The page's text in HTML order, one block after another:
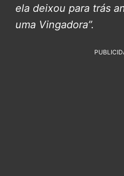
ela deixou para trás
uma Vingadora”.